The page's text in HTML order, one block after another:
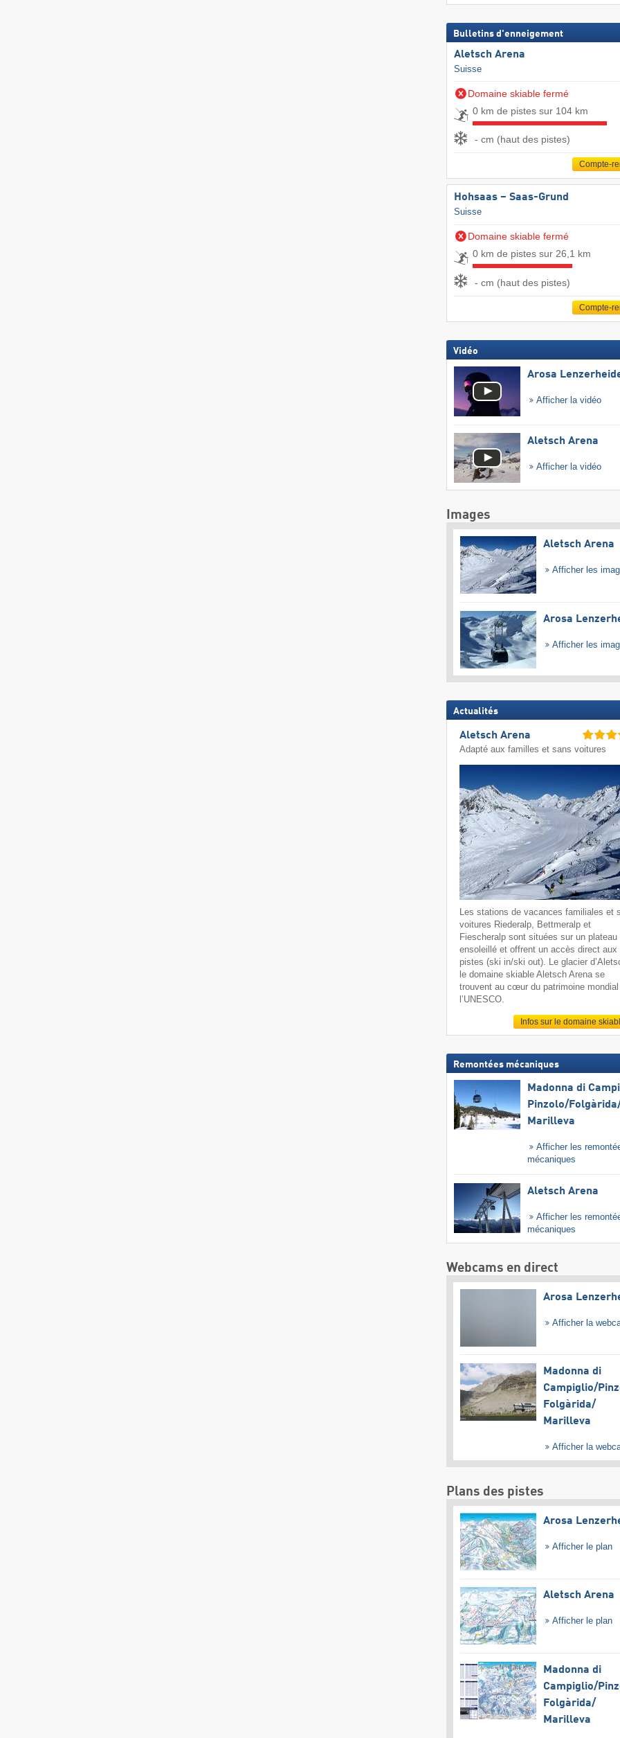
Bulletins d'enneigement
Aletsch Arena
Suisse
Domaine skiable fermé
0 km de pistes sur 104 km
- cm (haut des pistes)
Compte-
Hohsaas – Saas-Grund
Suisse
Domaine skiable fermé
0 km de pistes sur 26,1 km
- cm (haut des pistes)
Compte-
Vidéo
Arosa
Afficher la vidéo
Aletsch Arena
Afficher la vidéo
Images
Aletsch Arena
Afficher les
Arosa
Afficher les
Actualités
Aletsch Arena
Adapté aux familles et sans voitures
Les stations de vacances familiales et
voitures Riederalp, Bettmeralp et
Fiescheralp sont situées sur un plateau
ensoleillé et offrent un accès direct aux
pistes (ski in/ski out). Le glacier
le domaine skiable Aletsch Arena se
trouvent au cœur du patrimoine
l’UNESCO.
Infos sur le domaine
Remontées mécaniques
Madonna di
Pinzolo/​
Marilleva
Afficher les
mécaniques
Aletsch Arena
Afficher les
mécaniques
Webcams en direct
Arosa
Afficher la
Madonna di
Campiglio/​
Folgàrida/​
Marilleva
Afficher la
Plans des pistes
Arosa
Afficher le plan
Aletsch Arena
Afficher le plan
Madonna di
Campiglio/​
Folgàrida/​
Marilleva